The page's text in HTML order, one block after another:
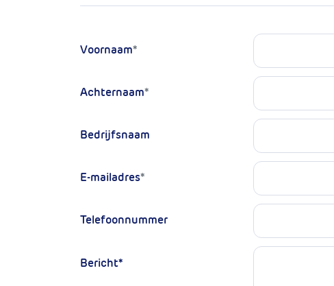
Voornaam*
Achternaam*
Bedrijfsnaam
E-mailadres*
Telefoonnummer
Bericht*